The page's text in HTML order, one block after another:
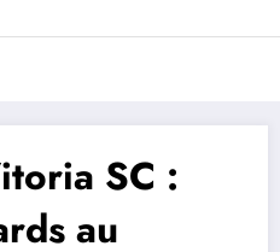
Trivela
L'actualité du football
SC :
au